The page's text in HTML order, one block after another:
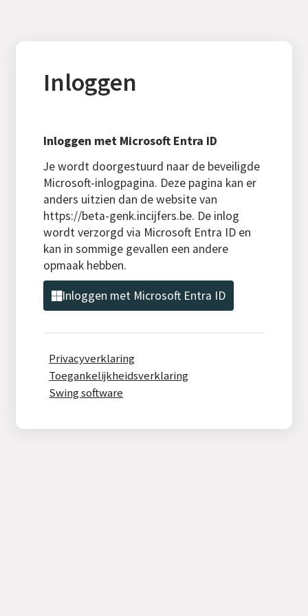
Inloggen
Inloggen met Microsoft Entra ID
Je wordt doorgestuurd naar de beveiligde
Microsoft-inlogpagina. Deze pagina kan er
anders uitzien dan de website van
https://beta-genk.incijfers.be. De inlog
wordt verzorgd via Microsoft Entra ID en
kan in sommige gevallen een andere
opmaak hebben.
Inloggen met Microsoft Entra ID
Privacyverklaring
Toegankelijkheidsverklaring
Swing software